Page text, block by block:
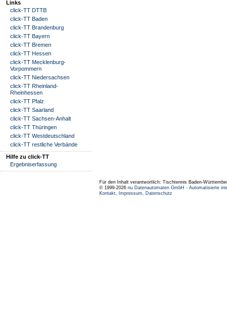
Links
click-TT DTTB
click-TT Baden
click-TT Brandenburg
click-TT Bayern
click-TT Bremen
click-TT Hessen
click-TT Mecklenburg-
Vorpommern
click-TT Niedersachsen
click-TT Rheinland-
Rheinhessen
click-TT Pfalz
click-TT Saarland
click-TT Sachsen-Anhalt
click-TT Thüringen
click-TT Westdeutschland
click-TT restliche Verbände
Hilfe zu click-TT
Ergebniserfassung
Für den Inhalt verantwortlich: Tischtennis Baden-
© 1999-2026 nu Datenautomaten GmbH - Automatisierte
Kontakt, Impressum, Datenschutz